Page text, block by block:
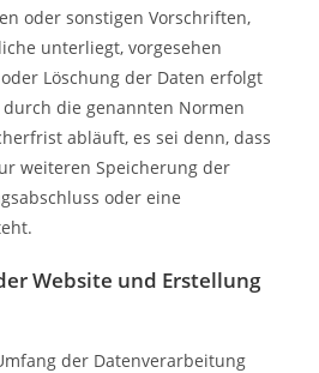
oder sonstigen Vorschriften,
unterliegt, vorgesehen
Löschung der Daten erfolgt
die genannten Normen
abläuft, es sei denn, dass
weiteren Speicherung der
oder eine
Website und Erstellung
der Datenverarbeitung